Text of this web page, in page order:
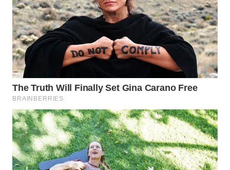
LABUANBAJO
WN
BORNEO
Wahana
Media
Group
WAHANA
NEWS
WAHANA
TANI